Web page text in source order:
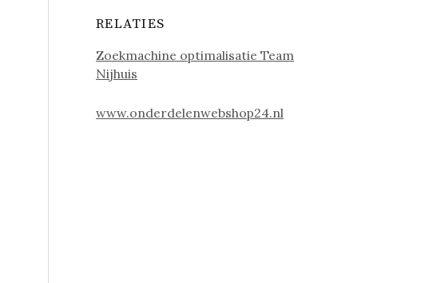
RELATIES
Zoekmachine optimalisatie Team
Nijhuis
www.onderdelenwebshop24.nl